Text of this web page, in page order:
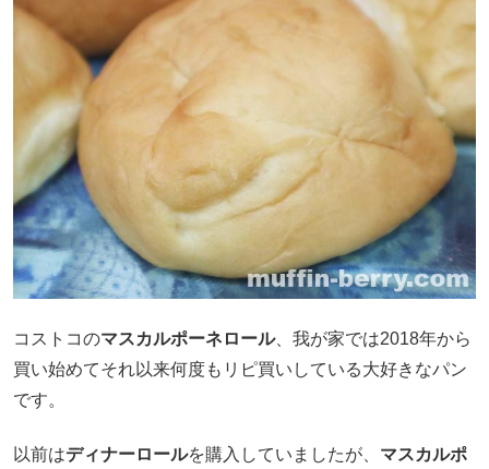
コストコのマスカルポーネロール、我が家では2018年から
買い始めてそれ以来何度もリピ買いしている大好きなパン
です。
以前はディナーロールを購入していましたが、 マスカルポ